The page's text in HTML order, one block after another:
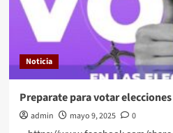
Noticia
Preparate para votar
admin mayo 9, 2025
0